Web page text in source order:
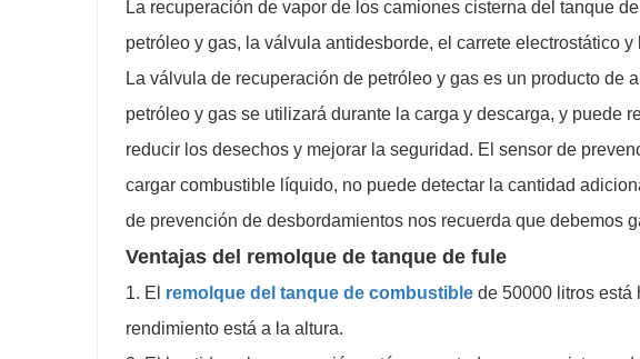
La recuperación de vapor de los camiones cisterna del tanque
petróleo y gas, la válvula antidesborde, el carrete electrostático y
La válvula de recuperación de petróleo y gas es un producto de
petróleo y gas se utilizará durante la carga y descarga, y puede
reducir los desechos y mejorar la seguridad. El sensor de
cargar combustible líquido, no puede detectar la cantidad
de prevención de desbordamientos nos recuerda que debemos
Ventajas del remolque de tanque de fule
1. El remolque del tanque de combustible de 50000 litros está
rendimiento está a la altura.